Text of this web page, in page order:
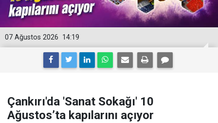
14:19
07 Ağustos 2026
Çankırı'da 'Sanat Sokağı' 10
Ağustos’ta kapılarını açıyor